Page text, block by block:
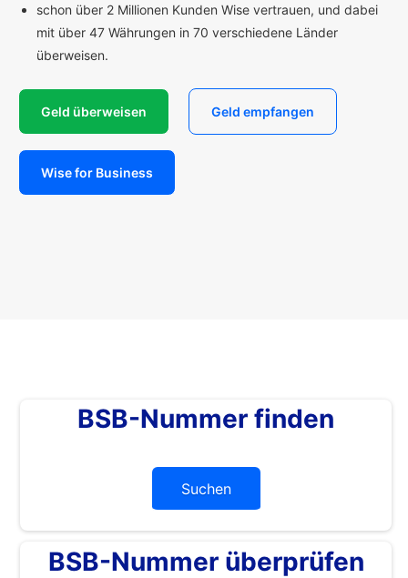
schon über 2 Millionen Kunden Wise vertrauen, und dabei
mit über 47 Währungen in 70 verschiedene Länder
überweisen.
Geld überweisen Geld empfangen
Wise for Business
BSB-Nummer finden
Suchen
BSB-Nummer überprüfen